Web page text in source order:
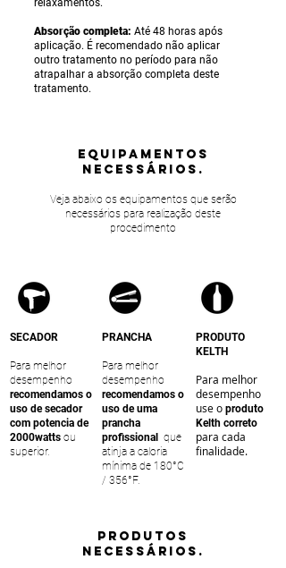
relaxamentos.
Absorção completa: Até 48 horas após
aplicação. É recomendado não aplicar
outro tratamento no período para não
atrapalhar a absorção completa deste
tratamento.
equipamentos
NECESSÁRIOS.
Veja abaixo os equipamentos que serão
necessários para realização deste
procedimento
SECADOR
Para melhor
desempenho
recomendamos o
uso de secador
com potencia de
2000watts ou
superior.
PRANCHA
Para melhor
desempenho
recomendamos o
uso de uma
prancha
profissional que
atinja a caloria
mínima de 180°C
/ 356°F.
PRODUTO
KELTH
Para melhor
desempenho
use o produto
Kelth correto
para cada
finalidade.
PRODUTOS
NECESSÁRIOS.